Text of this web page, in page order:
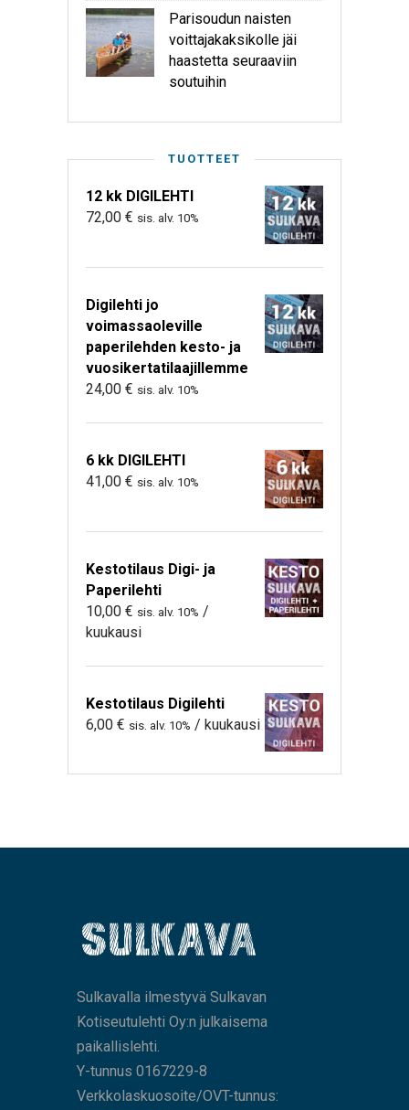
Parisoudun naisten
voittajakaksikolle jäi
haastetta seuraaviin
soutuihin
TUOTTEET
12 kk DIGILEHTI
72,00 € sis. alv. 10%
Digilehti jo
voimassaoleville
paperilehden kesto- ja
vuosikertatilaajillemme
24,00 € sis. alv. 10%
6 kk DIGILEHTI
41,00 € sis. alv. 10%
Kestotilaus Digi- ja
Paperilehti
10,00 € sis. alv. 10% /
kuukausi
Kestotilaus Digilehti
6,00 € sis. alv. 10% / kuukausi
Sulkavalla ilmestyvä Sulkavan
Kotiseutulehti Oy:n julkaisema
paikallislehti.
Y-tunnus 0167229-8
Verkkolaskuosoite/OVT-tunnus: